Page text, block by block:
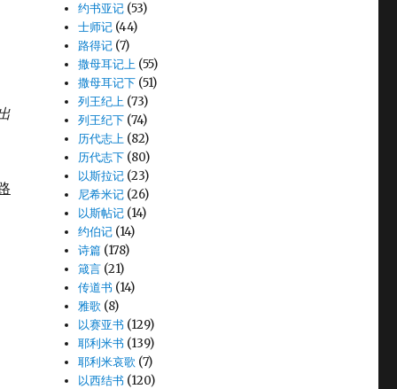
约书亚记 (53)
士师记 (44)
路得记 (7)
撒母耳记上 (55)
撒母耳记下 (51)
列王纪上 (73)
列王纪下 (74)
历代志上 (82)
历代志下 (80)
以斯拉记 (23)
尼希米记 (26)
以斯帖记 (14)
约伯记 (14)
诗篇 (178)
箴言 (21)
传道书 (14)
雅歌 (8)
以赛亚书 (129)
耶利米书 (139)
耶利米哀歌 (7)
以西结书 (120)